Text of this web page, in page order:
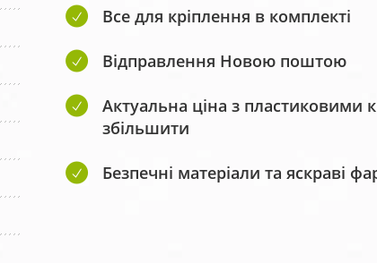
Все для кріплення в комплекті
Відправлення Новою поштою
Актуальна ціна з пластиковими
збільшити
Безпечні матеріали та яскраві